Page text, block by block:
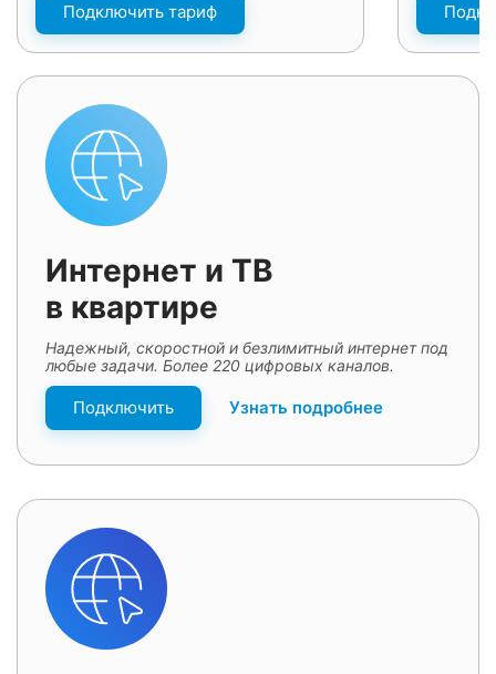
Подключить тариф
Интернет и ТВ
в квартире
Надежный, скоростной и безлимитный интернет под
любые задачи. Более 220 цифровых каналов.
Подключить Узнать подробнее